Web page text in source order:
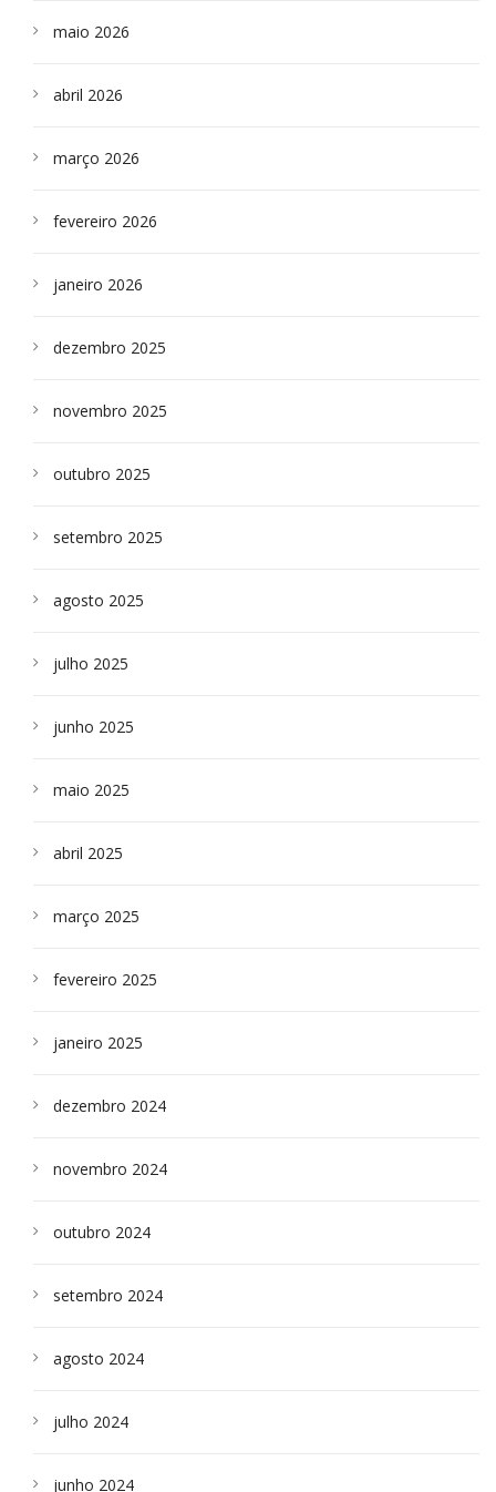
maio 2026
abril 2026
março 2026
fevereiro 2026
janeiro 2026
dezembro 2025
novembro 2025
outubro 2025
setembro 2025
agosto 2025
julho 2025
junho 2025
maio 2025
abril 2025
março 2025
fevereiro 2025
janeiro 2025
dezembro 2024
novembro 2024
outubro 2024
setembro 2024
agosto 2024
julho 2024
junho 2024